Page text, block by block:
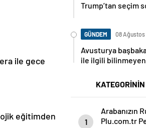
ile gece
eğitimden
Trump’tan seçim
GÜNDEM 08
Avusturya
ile ilgili
1
Arabanızın
Plu.com.tr